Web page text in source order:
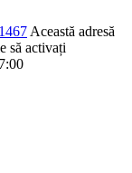
Această adresă
să activați